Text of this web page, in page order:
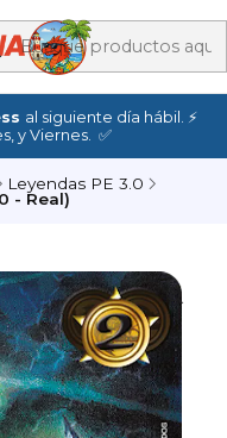
al siguiente día hábil. ⚡
y Viernes. ✅
Leyendas PE 3.0
- Real)